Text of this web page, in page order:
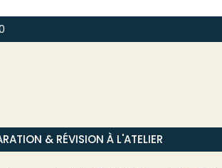
& RÉVISION À L'ATELIER